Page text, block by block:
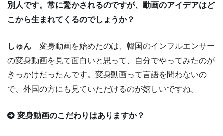
別人です。常に驚かされるのですが、動画のアイデアはど
こから生まれてくるのでしょうか？
しゅん 変身動画を始めたのは、韓国のインフルエンサー
の変身動画を見て面白いと思って、自分でやってみたのが
きっかけだったんです。変身動画って言語を問わないの
で、外国の方にも見ていただけるのが嬉しいですね。
変身動画のこだわりはありますか？